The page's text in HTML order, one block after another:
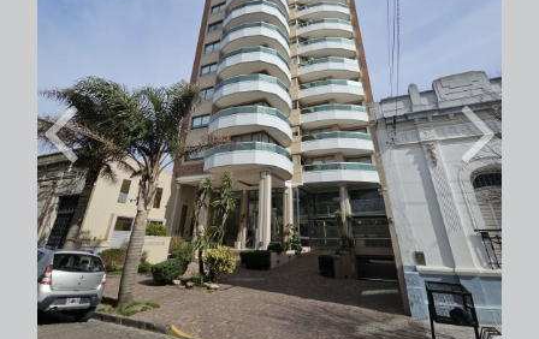
LOCADORES